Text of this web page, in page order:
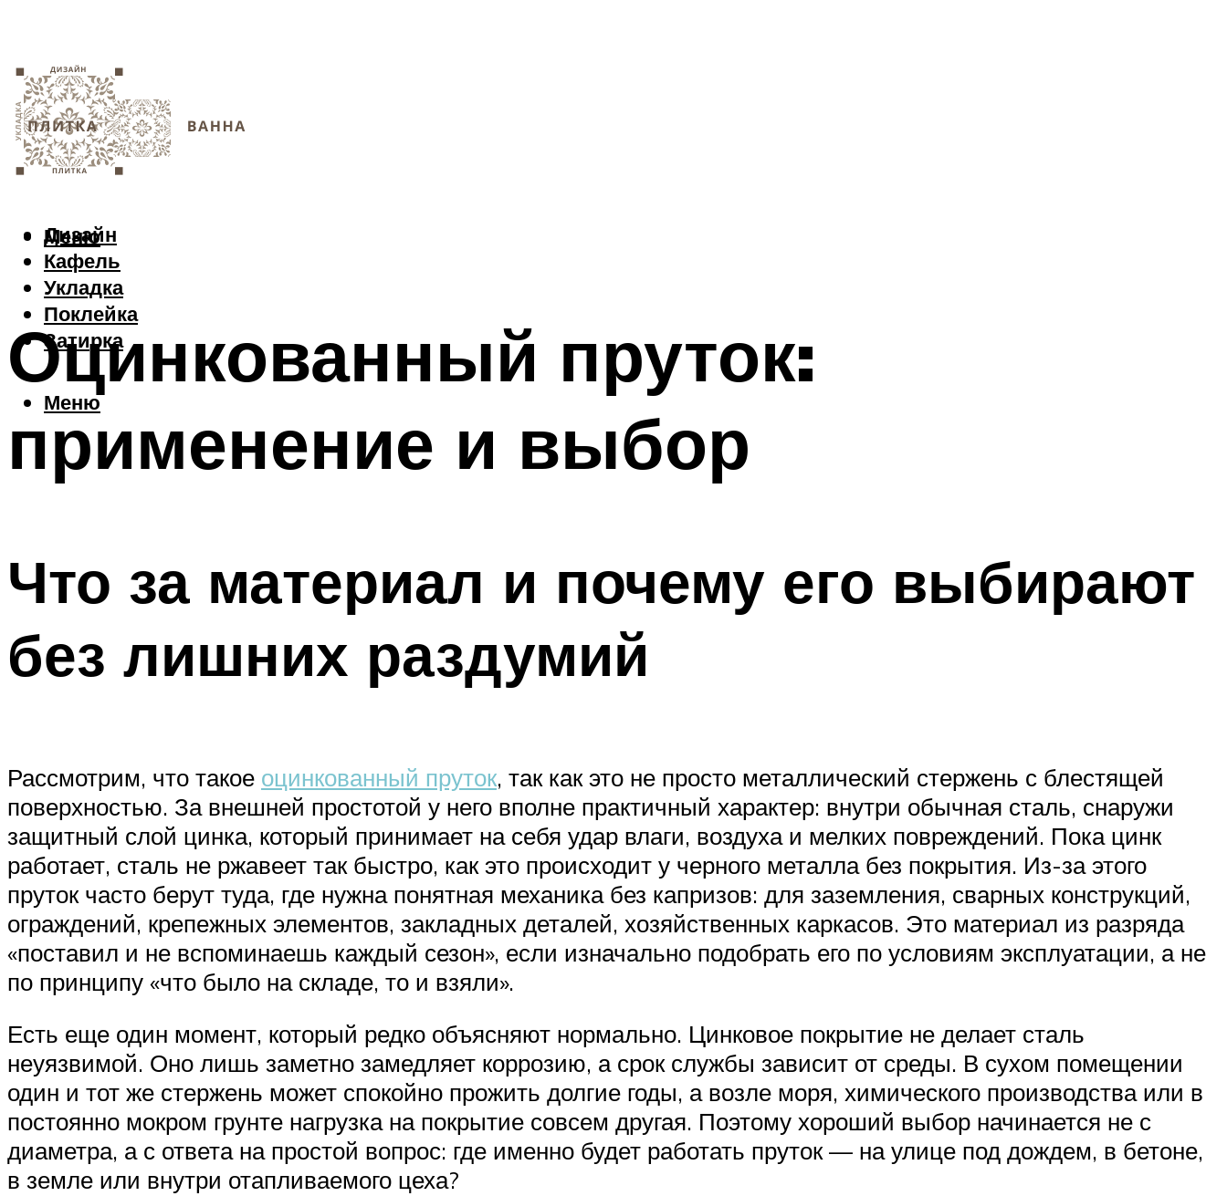
Дизайн
Кафель
Укладка
Поклейка
Затирка
Меню
Меню
Оцинкованный пруток:
применение и выбор
Что за материал и почему его выбирают
без лишних раздумий
Рассмотрим, что такое оцинкованный пруток, так как это не просто металлический стержень с блестящей
поверхностью. За внешней простотой у него вполне практичный характер: внутри обычная сталь, снаружи
защитный слой цинка, который принимает на себя удар влаги, воздуха и мелких повреждений. Пока цинк
работает, сталь не ржавеет так быстро, как это происходит у черного металла без покрытия. Из-за этого
пруток часто берут туда, где нужна понятная механика без капризов: для заземления, сварных конструкций,
ограждений, крепежных элементов, закладных деталей, хозяйственных каркасов. Это материал из разряда
«поставил и не вспоминаешь каждый сезон», если изначально подобрать его по условиям эксплуатации, а не
по принципу «что было на складе, то и взяли».
Есть еще один момент, который редко объясняют нормально. Цинковое покрытие не делает сталь
неуязвимой. Оно лишь заметно замедляет коррозию, а срок службы зависит от среды. В сухом помещении
один и тот же стержень может спокойно прожить долгие годы, а возле моря, химического производства или в
постоянно мокром грунте нагрузка на покрытие совсем другая. Поэтому хороший выбор начинается не с
диаметра, а с ответа на простой вопрос: где именно будет работать пруток — на улице под дождем, в бетоне,
в земле или внутри отапливаемого цеха?